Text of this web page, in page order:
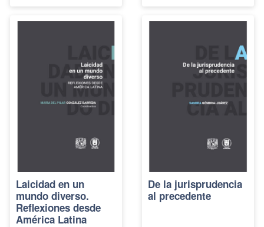
Laicidad en un
mundo diverso.
Reflexiones desde
América Latina
De la jurisprudencia
al precedente